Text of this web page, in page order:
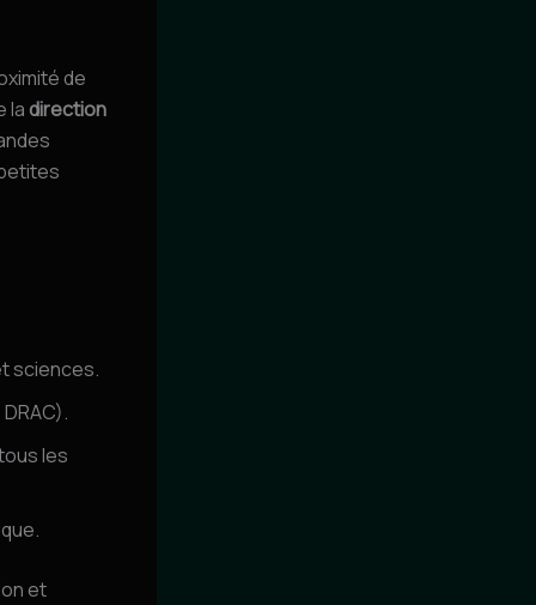
de
la direction
sciences.
les
et